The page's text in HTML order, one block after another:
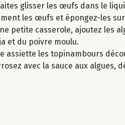
glisser les œufs dans le
les œufs et épongez-les
petite casserole, ajoutez
et du poivre moulu.
assiette les topinambours
avec la sauce aux